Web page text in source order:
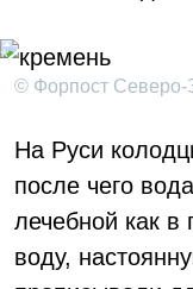
© Форпост Северо-
На Руси
после чего
лечебной как в
воду,